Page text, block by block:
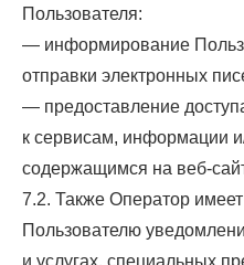
Пользователя:
— информирование
отправки электронных
— предоставление
к сервисам, информации
содержащимся на веб-
7.2. Также Оператор
Пользователю
и услугах, специальных